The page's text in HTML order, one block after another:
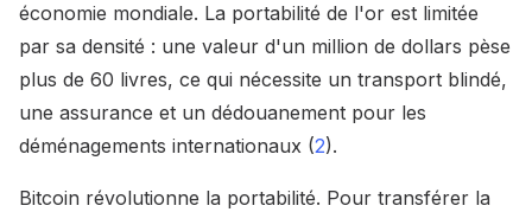
économie mondiale. La portabilité de l'or est limitée
par sa densité : une valeur d'un million de dollars pèse
plus de 60 livres, ce qui nécessite un transport blindé,
une assurance et un dédouanement pour les
déménagements internationaux (2).
Bitcoin révolutionne la portabilité. Pour transférer la